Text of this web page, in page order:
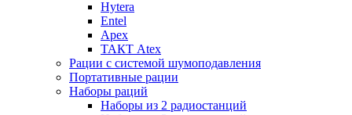
Hytera
Entel
Apex
ТАКТ Atex
Рации с системой шумоподавления
Портативные рации
Наборы раций
Наборы из 2 радиостанций